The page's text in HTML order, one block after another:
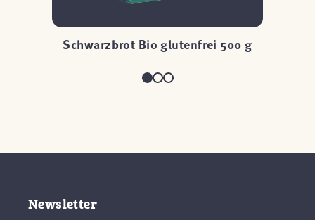
Schwarzbrot Bio glutenfrei 500 g
Newsletter